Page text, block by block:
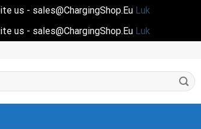
us - sales@ChargingShop.Eu Luk
us - sales@ChargingShop.Eu Luk